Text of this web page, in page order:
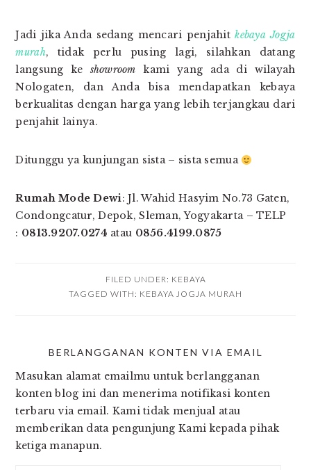
Jadi jika Anda sedang mencari penjahitkebaya Jogja
murah, tidak perlu pusing lagi, silahkan datang
langsung keshowroom kami yang ada di wilayah
Nologaten, dan Anda bisa mendapatkan kebaya
berkualitas dengan harga yang lebih terjangkau dari
penjahit lainya.
Ditunggu ya kunjungan sista – sista semua
Rumah Mode Dewi: Jl. Wahid Hasyim No.73 Gaten,
Condongcatur, Depok, Sleman, Yogyakarta – TELP
: 0813.9207.0274 atau 0856.4199.0875
FILED UNDER: KEBAYA
TAGGED WITH: KEBAYA JOGJA MURAH
BERLANGGANAN KONTEN VIA EMAIL
Masukan alamat emailmu untuk berlangganan
konten blog ini dan menerima notifikasi konten
terbaru via email. Kami tidak menjual atau
memberikan data pengunjung Kami kepada pihak
ketiga manapun.